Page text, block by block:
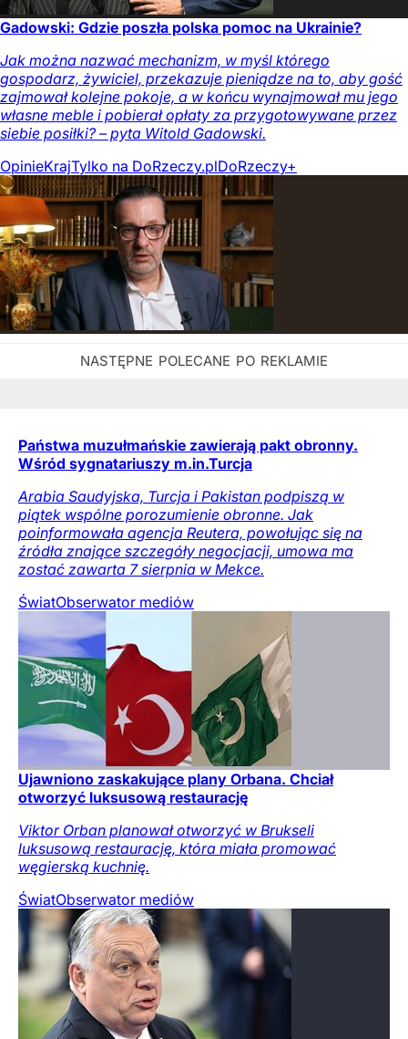
Gadowski: Gdzie poszła polska pomoc na Ukrainie?
Jak można nazwać mechanizm, w myśl którego
gospodarz, żywiciel, przekazuje pieniądze na to, aby gość
zajmował kolejne pokoje, a w końcu wynajmował mu jego
własne meble i pobierał opłaty za przygotowywane przez
siebie posiłki? – pyta Witold Gadowski.
OpinieKrajTylko na DoRzeczy.plDoRzeczy+
Państwa muzułmańskie zawierają pakt obronny.
Wśród sygnatariuszy m.in.Turcja
Arabia Saudyjska, Turcja i Pakistan podpiszą w
piątek wspólne porozumienie obronne. Jak
poinformowała agencja Reutera, powołując się na
źródła znające szczegóły negocjacji, umowa ma
zostać zawarta 7 sierpnia w Mekce.
ŚwiatObserwator mediów
Ujawniono zaskakujące plany Orbana. Chciał
otworzyć luksusową restaurację
Viktor Orban planował otworzyć w Brukseli
luksusową restaurację, która miała promować
węgierską kuchnię.
ŚwiatObserwator mediów